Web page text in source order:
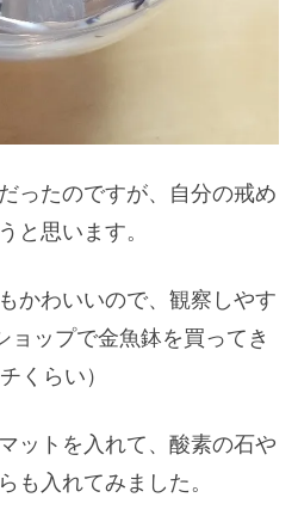
ったのですが、自分の戒め
と思います。
かわいいので、観察しやす
ョップで金魚鉢を買ってき
くらい）
ットを入れて、酸素の石や
も入れてみました。